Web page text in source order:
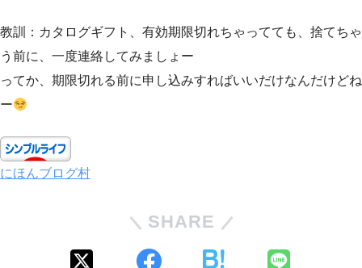
教訓：カタログギフト、有効期限切れちゃってても、捨てちゃ
う前に、一度連絡してみましょー
ってか、期限切れる前に申し込みすればいいだけなんだけどね
ー
にほんブログ村
SHARE